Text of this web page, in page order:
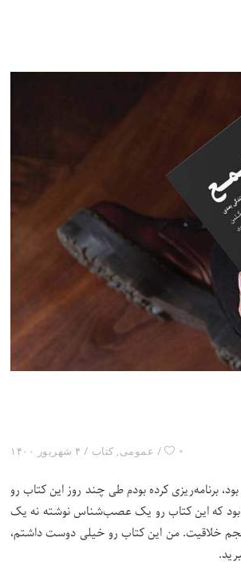
۴ شهریور ۱۴۰۰ عمومی, کتاب ۰
برنامه‌ریزی کرده بودم طی چند روز این کتاب رو
بود که این کتاب رو یک عصب‌شناس نوشته نه یک
حجم خلاقیت. من این کتاب رو خیلی دوست داشتم،